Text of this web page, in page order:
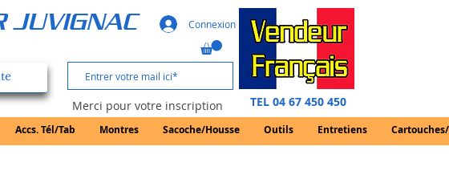
Accs. Tél/Tab Montres Sacoche/Housse Outils Entretiens
JUVIGNAC
TEL 04 67 450 450
Merci pour votre inscription
Connexion